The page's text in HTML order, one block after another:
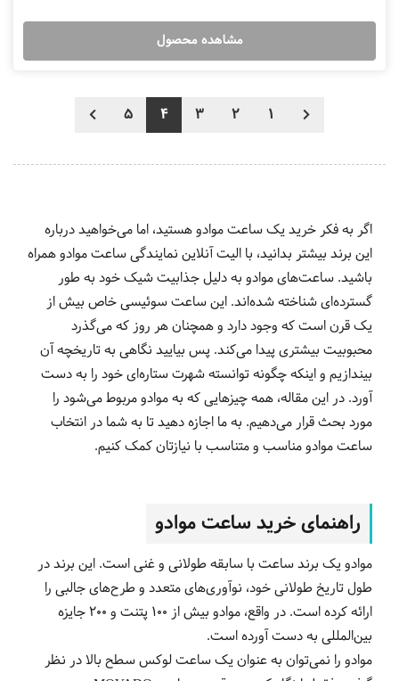
مشاهده محصول
1
2
3
4
5
اگر به فکر خرید یک ساعت موادو هستید، اما می‌خواهید درباره
این برند بیشتر بدانید، با الیت آنلاین نمایندگی ساعت موادو همراه
باشید. ساعت‌های موادو به دلیل جذابیت شیک خود به طور
گسترده‌ای شناخته شده‌اند. این ساعت سوئیسی خاص بیش از
یک قرن است که وجود دارد و همچنان هر روز که می‌گذرد
محبوبیت بیشتری پیدا می‌کند. پس بیایید نگاهی به تاریخچه آن
بیندازیم و اینکه چگونه توانسته شهرت ستاره‌ای خود را به دست
آورد. در این مقاله، همه چیزهایی که به موادو مربوط می‌شود را
مورد بحث قرار می‌دهیم. به ما اجازه دهید تا به شما در انتخاب
ساعت موادو مناسب و متناسب با نیازتان کمک کنیم.
راهنمای خرید ساعت موادو
موادو یک برند ساعت با سابقه طولانی و غنی است. این برند در
طول تاریخ طولانی خود، نوآوری‌های متعدد و طرح‌های جالبی را
ارائه کرده است. در واقع، موادو بیش از 100 پتنت و 200 جایزه
بین‌المللی به دست آورده است.
موادو را نمی‌توان به عنوان یک ساعت لوکس سطح بالا در نظر